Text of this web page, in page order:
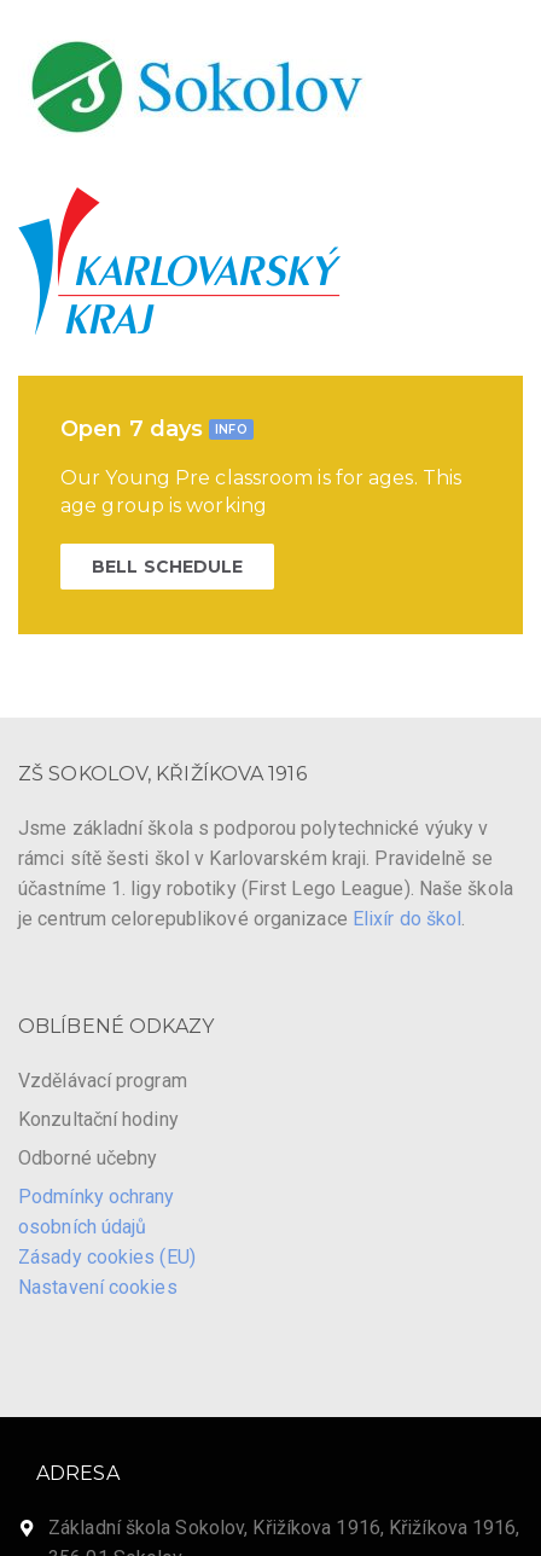
Open 7 days INFO
Our Young Pre classroom is for ages. This
age group is working
BELL SCHEDULE
ZŠ SOKOLOV, KŘIŽÍKOVA 1916
Jsme základní škola s podporou polytechnické výuky v
rámci sítě šesti škol v Karlovarském kraji. Pravidelně se
účastníme 1. ligy robotiky (First Lego League). Naše škola
je centrum celorepublikové organizace Elixír do škol.
OBLÍBENÉ ODKAZY
Vzdělávací program
Konzultační hodiny
Odborné učebny
Podmínky ochrany
osobních údajů
Zásady cookies (EU)
Nastavení cookies
ADRESA
Základní škola Sokolov, Křižíkova 1916, Křižíkova 1916,